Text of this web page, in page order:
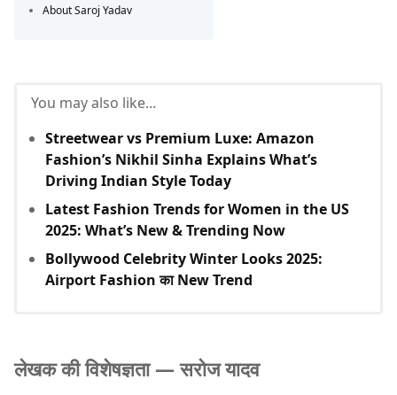
About Saroj Yadav
You may also like...
Streetwear vs Premium Luxe: Amazon
Fashion’s Nikhil Sinha Explains What’s
Driving Indian Style Today
Latest Fashion Trends for Women in the US
2025: What’s New & Trending Now
Bollywood Celebrity Winter Looks 2025:
Airport Fashion का New Trend
लेखक की विशेषज्ञता — सरोज यादव